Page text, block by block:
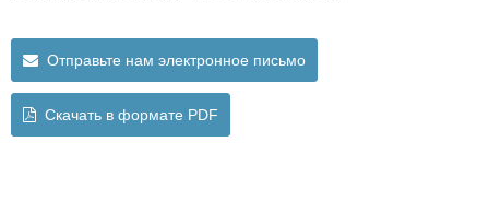
Отправьте нам электронное письмо
Скачать в формате PDF